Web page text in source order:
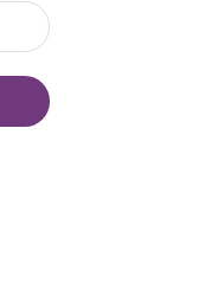
17)